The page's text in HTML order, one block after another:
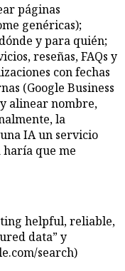
páginas
genéricas);
y para quién;
reseñas, FAQs y
con fechas
(Google Business
alinear nombre,
la
IA un servicio
haría que me
helpful, reliable,
data” y
search)